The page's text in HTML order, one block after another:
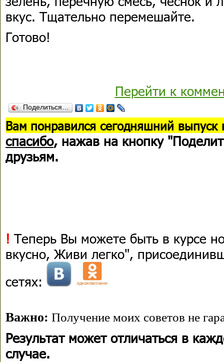
вкус. Тщательно перемешайте.
Готово!
Перейти к
Поделиться…
Вам понравился сегодняшний выпуск
спасибо, нажав на кнопку
друзьям.
! Теперь Вы можете быть в курсе
вкусно, Живи легко",
сетях:
Важно: Получение моих советов не
Результат может отличаться в
случае.